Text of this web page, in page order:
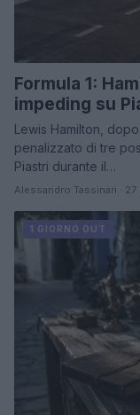
Formula 1:
impeding su
Lewis Hamilton,
penalizzato di tre
Piastri durante il…
Alessandro Tassinari ·
1 GIORNO OUT